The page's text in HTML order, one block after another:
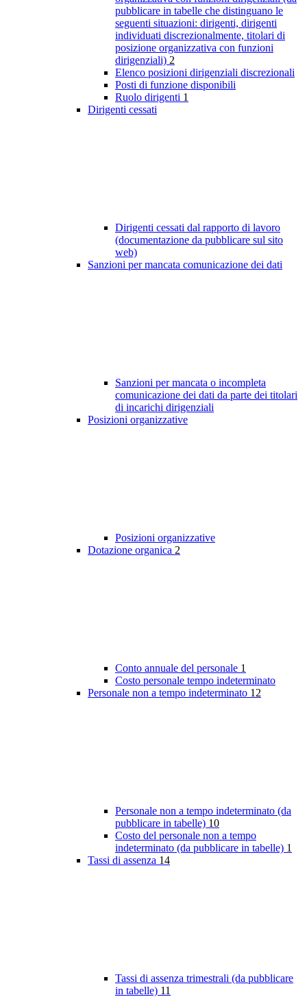
pubblicare in tabelle che distinguano le
seguenti situazioni: dirigenti, dirigenti
individuati discrezionalmente, titolari di
posizione organizzativa con funzioni
dirigenziali) 2
Elenco posizioni dirigenziali discrezionali
Posti di funzione disponibili
Ruolo dirigenti 1
Dirigenti cessati
Dirigenti cessati dal rapporto di lavoro
(documentazione da pubblicare sul sito
web)
Sanzioni per mancata comunicazione dei dati
Sanzioni per mancata o incompleta
comunicazione dei dati da parte dei titolari
di incarichi dirigenziali
Posizioni organizzative
Posizioni organizzative
Dotazione organica 2
Conto annuale del personale 1
Costo personale tempo indeterminato
Personale non a tempo indeterminato 12
Personale non a tempo indeterminato (da
pubblicare in tabelle) 10
Costo del personale non a tempo
indeterminato (da pubblicare in tabelle) 1
Tassi di assenza 14
Tassi di assenza trimestrali (da pubblicare
in tabelle) 11